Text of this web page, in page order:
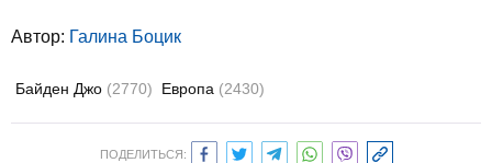
Автор: Галина Боцик
Байден Джо (2770) Европа (2430)
ПОДЕЛИТЬСЯ: